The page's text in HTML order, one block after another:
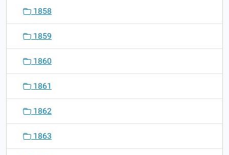
1858
1859
1860
1861
1862
1863